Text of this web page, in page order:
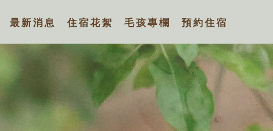
峽寵物住宿,三峽寵物寄宿
最新消息 住宿花絮 毛孩專欄
BLOG
預約住宿
CONTACT